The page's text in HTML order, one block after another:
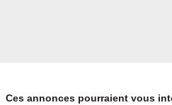
Ces annonces pourraient vous